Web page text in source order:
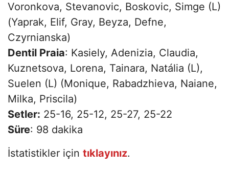
Voronkova, Stevanovic, Boskovic, Simge (L)
(Yaprak, Elif, Gray, Beyza, Defne,
Czyrnianska)
Dentil Praia: Kasiely, Adenizia, Claudia,
Kuznetsova, Lorena, Tainara, Natália (L),
Suelen (L) (Monique, Rabadzhieva, Naiane,
Milka, Priscila)
Setler: 25-16, 25-12, 25-27, 25-22
Süre: 98 dakika
İstatistikler için tıklayınız.